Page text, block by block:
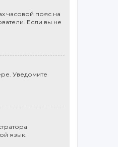
часовой пояс на
Если вы не
Уведомите
язык.